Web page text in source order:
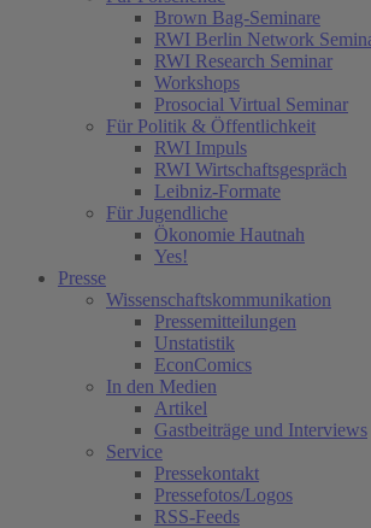
Brown Bag-Seminare
RWI Berlin Network
RWI Research Seminar
Workshops
Prosocial Virtual Seminar
Für Politik & Öffentlichkeit
RWI Impuls
RWI Wirtschaftsgespräch
Leibniz-Formate
Für Jugendliche
Ökonomie Hautnah
Yes!
Presse
Wissenschaftskommunikation
Pressemitteilungen
Unstatistik
EconComics
In den Medien
Artikel
Gastbeiträge und Interviews
Service
Pressekontakt
Pressefotos/Logos
RSS-Feeds